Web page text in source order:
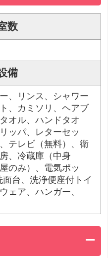
数
備
、リンス、シャワー
、カミソリ、ヘアブ
オル、ハンドタオ
ッパ、レターセッ
テレビ（無料）、衛
、冷蔵庫（中身
のみ）、電気ポッ
台、洗浄便座付トイ
ェア、ハンガー、